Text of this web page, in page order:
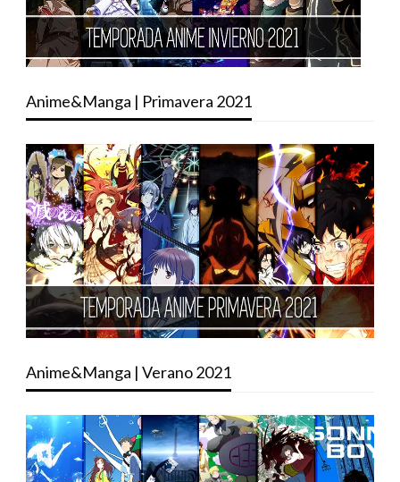
Anime&Manga | Primavera 2021
Anime&Manga | Verano 2021